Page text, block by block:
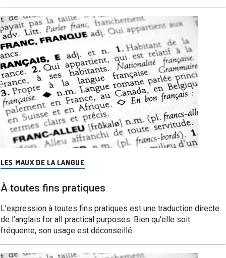
LES MAUX DE LA LANGUE
À toutes fins pratiques
L’expression à toutes fins pratiques est une traduction directe
de l’anglais for all practical purposes. Bien qu’elle soit
fréquente, son usage est déconseillé.